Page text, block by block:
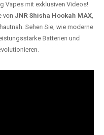
Vapes mit exklusiven Videos!
von JNR Shisha Hookah MAX,
hautnah. Sehen Sie, wie moderne
Batterien und